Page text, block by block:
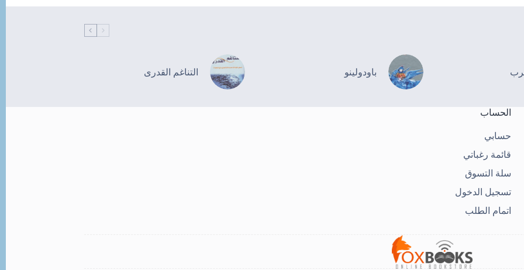
باودولينو التناغم القدرى
الحساب
حسابي
قائمة رغباتي
سلة التسوق
تسجيل الدخول
اتمام الطلب